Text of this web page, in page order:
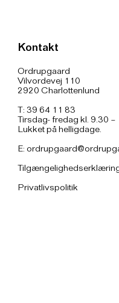
Kontakt
Ordrupgaard
Vilvordevej 110
2920 Charlottenlund
T: 39 64 11 83
Tirsdag- fredag kl. 9.30 –
Lukket på helligdage.
E:
Privatlivspolitik